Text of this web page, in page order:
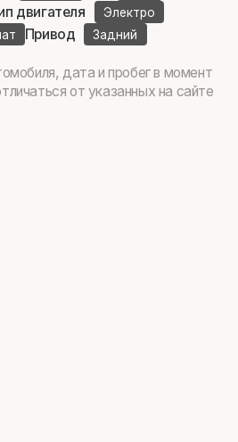
двигателя Электро
Привод Задний
дата и пробег в момент
от указанных на сайте